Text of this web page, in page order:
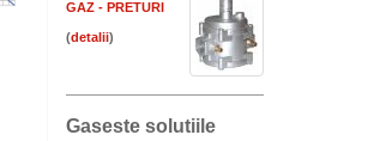
GAZ - PRETURI
( )
Gaseste solutiile